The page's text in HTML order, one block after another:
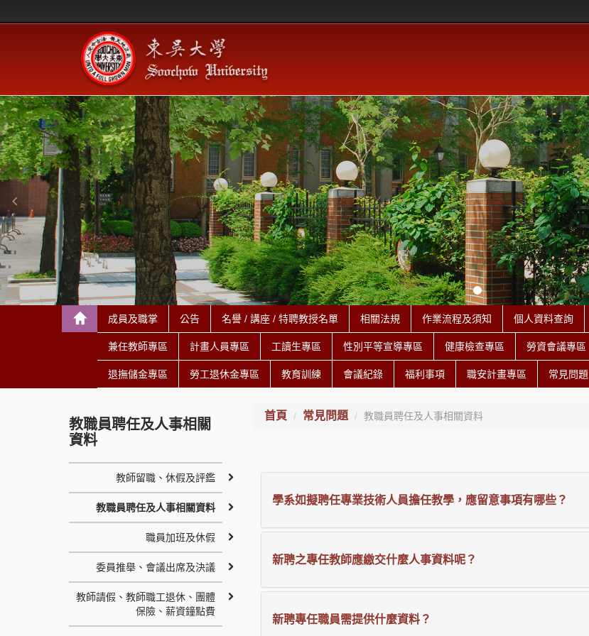
成員及職掌 公告 名譽 / 講座 / 特聘教授名單 相關法規 作業流程及須知 個人資料查詢
兼任教師專區 計畫人員專區 工讀生專區 性別平等宣導專區 健康檢查專區 勞資會議專區
退撫儲金專區 勞工退休金專區 教育訓練 會議紀錄 福利事項 職安計畫專區 常見問題
首頁 常見問題 教職員聘任及人事相關資料
學系如擬聘任專業技術人員擔任教學，應留意事項有哪些？
新聘之專任教師應繳交什麼人事資料呢？
新聘專任職員需提供什麼資料？
教職員聘任及人事相關
資料
教師留職、休假及評鑑
教職員聘任及人事相關資料
職員加班及休假
委員推舉、會議出席及決議
教師請假、教師職工退休、團體
保險、薪資鐘點費